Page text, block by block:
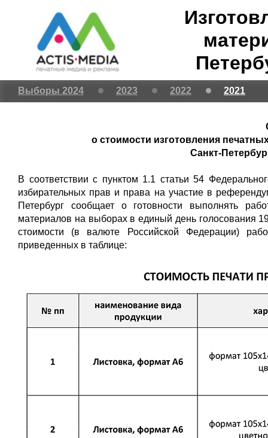
Выборы 2024 2023 2022 2021
о стоимости изготовления
Санкт-
В соответствии с пунктом 1.1 статьи 54
избирательных прав и права на участие в
Петербург сообщает о готовности выполнять
материалов на выборах в единый день голосования
стоимости (в валюте Российской Федерации)
приведенных в таблице: